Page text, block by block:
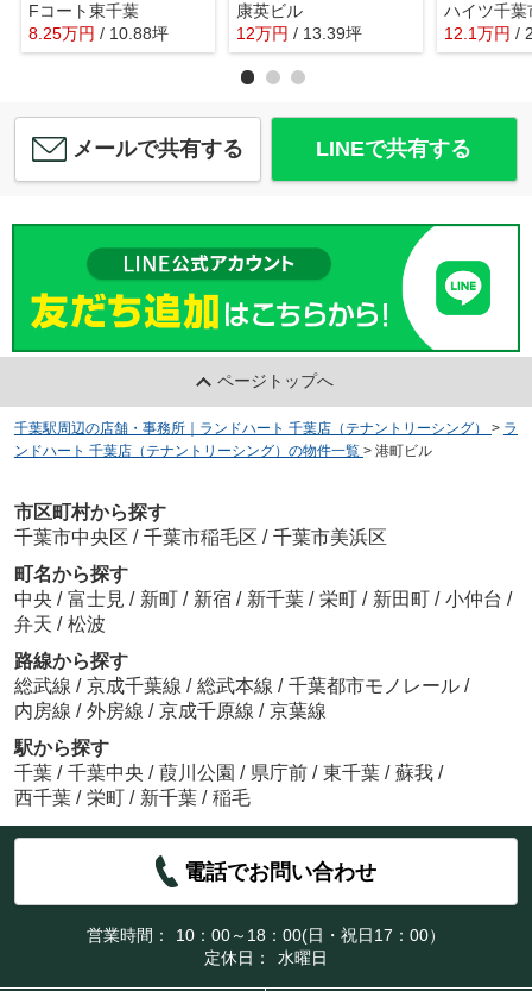
Fコート東千葉
8.25万円 / 10.88坪
康英ビル
12万円 / 13.39坪
ハイツ千葉
12.1万円 /
メールで共有する LINEで共有する
ページトップへ
千葉駅周辺の店舗・事務所｜ランドハート 千葉店（テナントリーシング） > ラ
ンドハート 千葉店（テナントリーシング）の物件一覧 > 港町ビル
市区町村から探す
千葉市中央区 / 千葉市稲毛区 / 千葉市美浜区
町名から探す
中央 / 富士見 / 新町 / 新宿 / 新千葉 / 栄町 / 新田町 / 小仲台 /
弁天 / 松波
路線から探す
総武線 / 京成千葉線 / 総武本線 / 千葉都市モノレール /
内房線 / 外房線 / 京成千原線 / 京葉線
駅から探す
千葉 / 千葉中央 / 葭川公園 / 県庁前 / 東千葉 / 蘇我 /
西千葉 / 栄町 / 新千葉 / 稲毛
電話でお問い合わせ
営業時間：
10：00～18：00(日・祝日17：00）
定休日：
水曜日